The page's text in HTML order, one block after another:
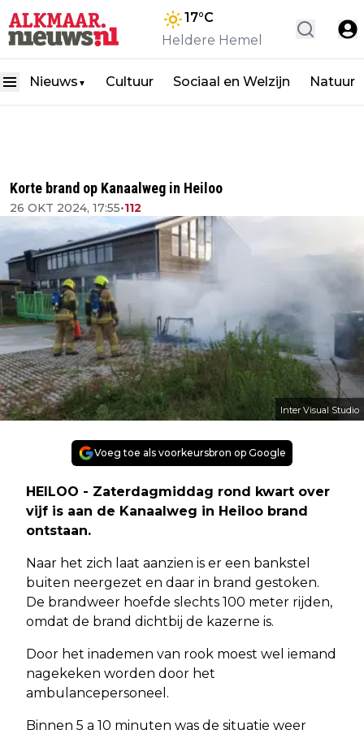
17°C
Heldere Hemel
Nieuws ▼ Cultuur Sociaal en Welzijn Natuur
Korte brand op Kanaalweg in Heiloo
26 OKT 2024, 17:55•112
Inter Visual Studio
Voeg toe als voorkeursbron op Google
HEILOO - Zaterdagmiddag rond kwart over
vijf is aan de Kanaalweg in Heiloo brand
ontstaan.
Naar het zich laat aanzien is er een bankstel
buiten neergezet en daar in brand gestoken.
De brandweer hoefde slechts 100 meter rijden,
omdat de brand dichtbij de kazerne is.
Door het inademen van rook moest wel iemand
nagekeken worden door het
ambulancepersoneel.
Binnen 5 a 10 minuten was de situatie weer